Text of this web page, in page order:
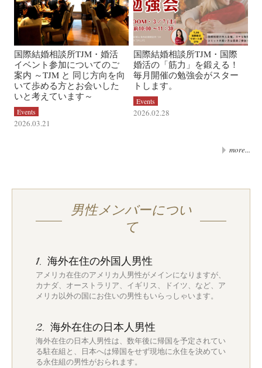
国際結婚相談所TJM・婚活
イベント参加についてのご
案内 ～TJM と 同じ方向を向
いて歩める方とお会いした
いと考えています～
Events
2026.03.21
国際結婚相談所TJM・国際
婚活の「筋力」を鍛える！
毎月開催の勉強会がスター
トします。
Events
2026.02.28
more...
男性メンバーについ
て
1. 海外在住の外国人男性
アメリカ在住のアメリカ人男性がメインになりますが、
カナダ、オーストラリア、イギリス、ドイツ、など、ア
メリカ以外の国にお住いの男性もいらっしゃいます。
2. 海外在住の日本人男性
海外在住の日本人男性は、数年後に帰国を予定されてい
る駐在組と、日本へは帰国をせず現地に永住を決めてい
る永住組の男性がおられます。